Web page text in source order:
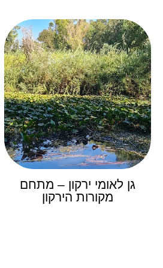
גן לאומי ירקון – מתחם
מקורות הירקון